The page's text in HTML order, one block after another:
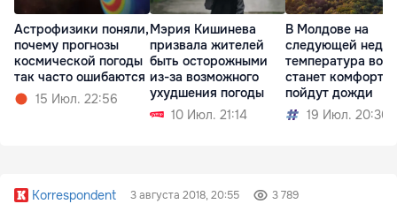
Астрофизики поняли,
почему прогнозы
космической погоды
так часто ошибаются
15 Июл. 22:56
Мэрия Кишинева
призвала жителей
быть осторожными
из-за возможного
ухудшения погоды
10 Июл. 21:14
В Молдове на
следующей
температура
станет
пойдут дожди
19 Июл. 20:30
Korrespondent 3 августа 2018, 20:55 3 789